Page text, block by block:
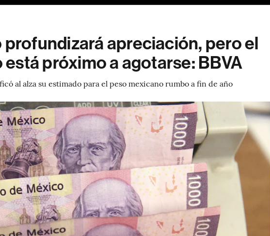
profundizará apreciación, pero el
próximo a agotarse: BBVA
al alza su estimado para el peso mexicano rumbo a fin de año